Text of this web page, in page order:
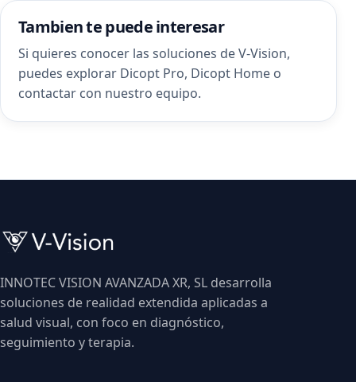
Tambien te puede interesar
Si quieres conocer las soluciones de V-Vision,
puedes explorar Dicopt Pro, Dicopt Home o
contactar con nuestro equipo.
INNOTEC VISION AVANZADA XR, SL desarrolla
soluciones de realidad extendida aplicadas a
salud visual, con foco en diagnóstico,
seguimiento y terapia.